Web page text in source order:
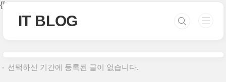
{% if category %}
본문 바로가기
IT BLOG
선택하신 기간에 등록된 글이 없습니다.